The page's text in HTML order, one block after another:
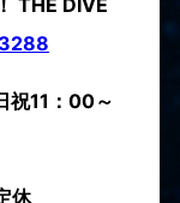
THE DIVE
祝11：00～
休